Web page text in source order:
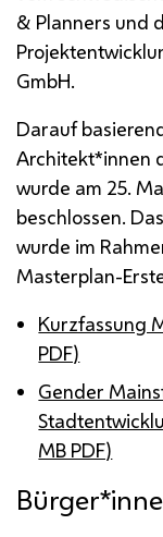
& Planners und
GmbH.
Darauf
Architekt*innen
wurde am 25.
beschlossen.
wurde im
Masterplan-
Kurzfassung
PDF)
Gender
MB PDF)